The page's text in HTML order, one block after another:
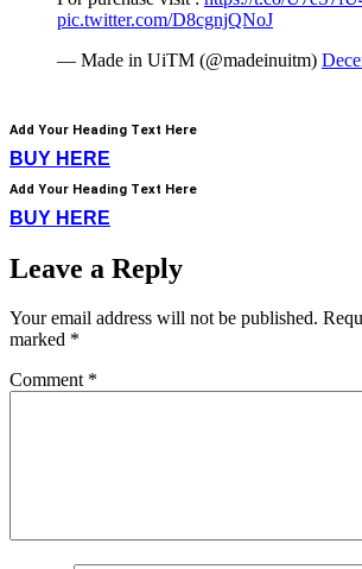
pic.twitter.com/D8cgnjQNoJ
— Made in UiTM (@madeinuitm)
Add Your Heading Text Here
BUY HERE
Add Your Heading Text Here
BUY HERE
Leave a Reply
Your email address will not be published.
marked *
Comment *